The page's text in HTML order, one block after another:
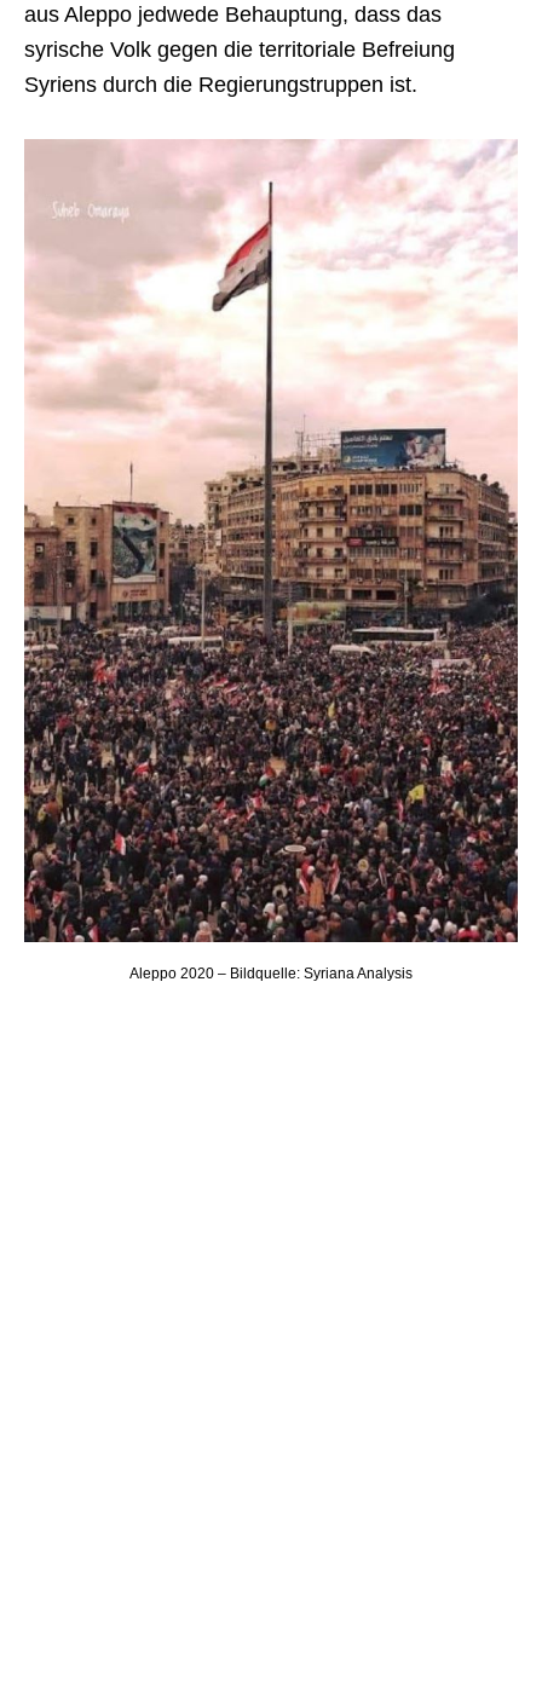
aus Aleppo jedwede Behauptung, dass das
syrische Volk gegen die territoriale Befreiung
Syriens durch die Regierungstruppen ist.
Aleppo 2020 – Bildquelle: Syriana Analysis